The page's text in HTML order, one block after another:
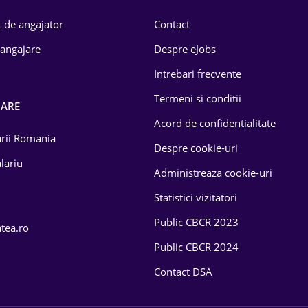
de angajator
Romania
Contact
Despre eJobs
Intrebari frecvente
Termeni si conditii
Acord de confidentialitate
Despre cookie-uri
Administreaza cookie-uri
Statistici vizitatori
Public CBCR 2023
Public CBCR 2024
Contact DSA